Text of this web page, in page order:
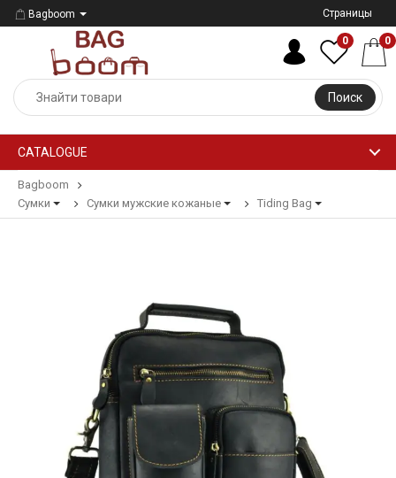
Bagboom Страницы
Поиск
0 0
CATALOGUE
Bagboom
Сумки
Сумки мужские кожаные Tiding Bag